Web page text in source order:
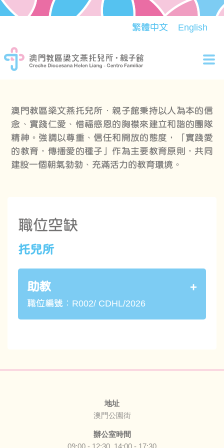
繁體中文 English
澳門教區梁文燕托兒所．親子館秉持以人為本的信
念、實踐仁愛、惜福感恩的胸襟來建立和諧的團隊
精神。強調以尊重、信任和開放的態度，「實踐愛
的教育，傳播愛的種子」作為主要教育原則，共同
建設一個朝氣勃勃、充滿活力的教育環境。
職位空缺
托兒所
助教
職位編號︰R002/ CDHL/2026
活動及環境佈置等。
大學畢業或以上學歷。
具教育專業優先考慮。
具影片剪輯技能優先考慮。
地址
澳門公園街
辦公室時間